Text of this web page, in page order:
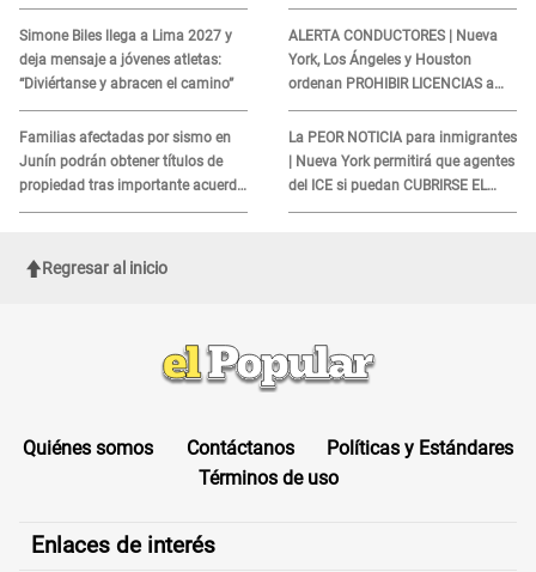
Simone Biles llega a Lima 2027 y
deja mensaje a jóvenes atletas:
“Diviértanse y abracen el camino”
Familias afectadas por sismo en
Junín podrán obtener títulos de
propiedad tras importante acuerdo
de Cofopri
ALERTA CONDUCTORES | Nueva
York, Los Ángeles y Houston
ordenan PROHIBIR LICENCIAS a
quienes no presenten ESTE
DOCUMENTO
La PEOR NOTICIA para inmigrantes
| Nueva York permitirá que agentes
del ICE si puedan CUBRIRSE EL
ROSTRO
Regresar al inicio
Quiénes somos Contáctanos
Políticas y Estándares
Términos de uso
Enlaces de interés